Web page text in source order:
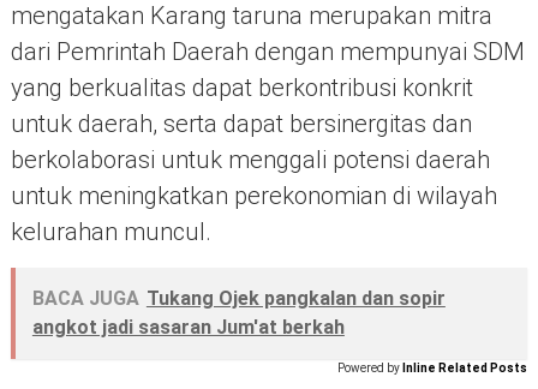
mengatakan Karang taruna merupakan mitra
dari Pemrintah Daerah dengan mempunyai SDM
yang berkualitas dapat berkontribusi konkrit
untuk daerah, serta dapat bersinergitas dan
berkolaborasi untuk menggali potensi daerah
untuk meningkatkan perekonomian di wilayah
kelurahan muncul.
BACA JUGA Tukang Ojek pangkalan dan sopir
angkot jadi sasaran Jum'at berkah
Powered by Inline Related Posts